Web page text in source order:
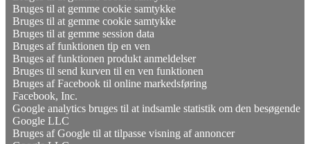
Bruges til at gemme cookie samtykke
Bruges til at gemme cookie samtykke
Bruges til at gemme session data
Bruges af funktionen tip en ven
Bruges af funktionen produkt anmeldelser
Bruges til send kurven til en ven funktionen
Bruges af Facebook til online markedsføring
Facebook, Inc.
Google analytics bruges til at indsamle statistik om den besøgende
Google LLC
Bruges af Google til at tilpasse visning af annoncer